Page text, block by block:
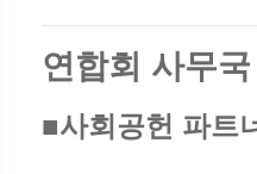
연합회 사무국
■사회공헌 파트